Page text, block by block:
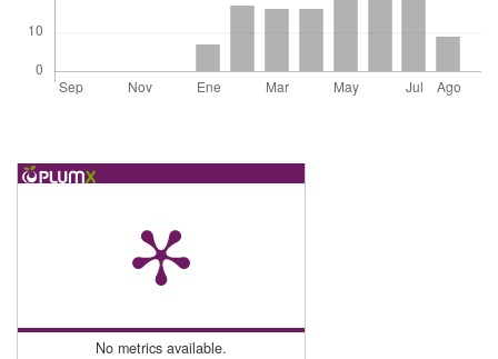
No metrics available.